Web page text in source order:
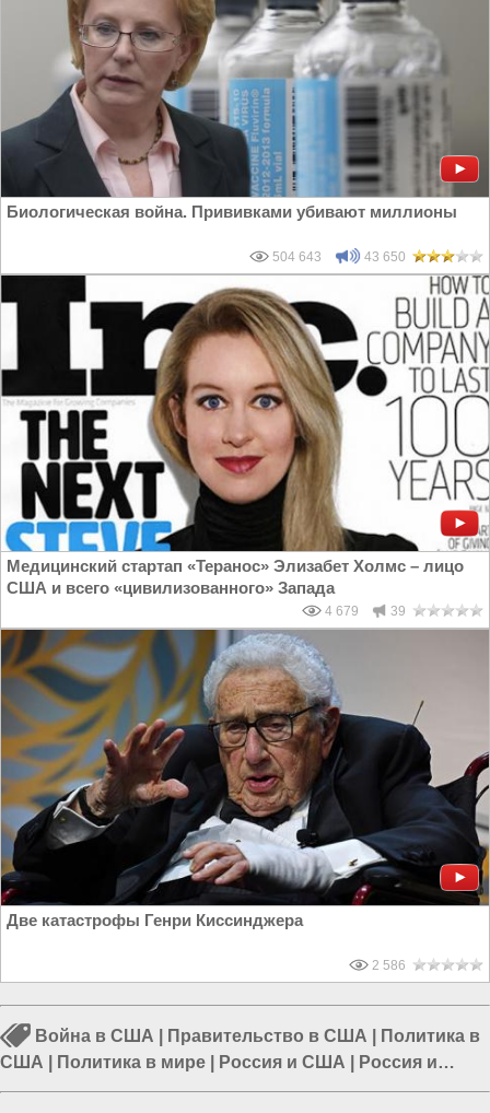
Биологическая война. Прививками убивают миллионы
504 643 43 650
Медицинский стартап «Теранос» Элизабет Холмс – лицо
США и всего «цивилизованного» Запада
4 679 39
Две катастрофы Генри Киссинджера
2 586
Война в США Правительство в США
Политика в
США
Политика в мире Россия и США
Россия и
Запад|Украина и США